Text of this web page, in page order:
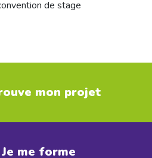
de stage
mon projet
Je me forme